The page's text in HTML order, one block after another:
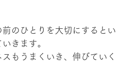
のひとりを大切にすると
きます。
もうまくいき、伸びていく